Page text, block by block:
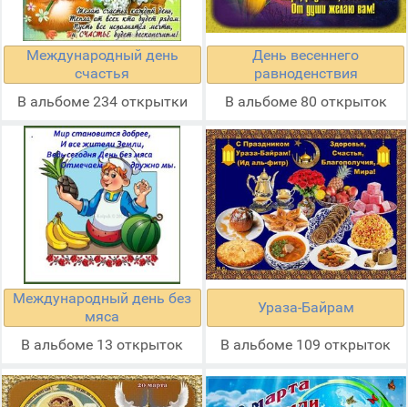
Международный день
счастья
В альбоме 234 открытки
День весеннего
равноденствия
В альбоме 80 открыток
Международный день без
мяса
В альбоме 13 открыток
Ураза-Байрам
В альбоме 109 открыток